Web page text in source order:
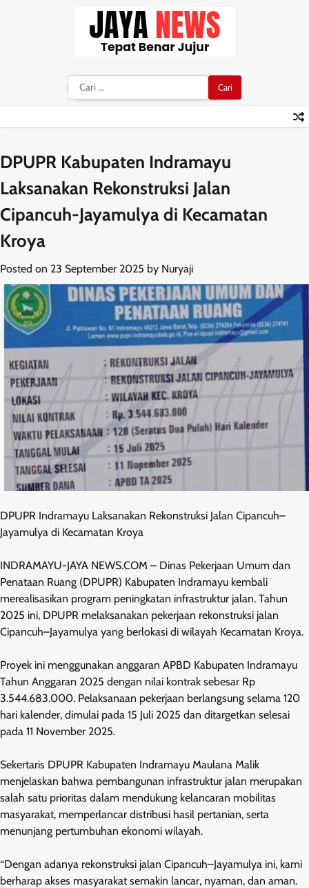
Cari
untuk:
DPUPR Kabupaten Indramayu
Laksanakan Rekonstruksi Jalan
Cipancuh-Jayamulya di Kecamatan
Kroya
Posted on 23 September 2025 by Nuryaji
DPUPR Indramayu Laksanakan Rekonstruksi Jalan Cipancuh–
Jayamulya di Kecamatan Kroya
INDRAMAYU-JAYA NEWS.COM – Dinas Pekerjaan Umum dan
Penataan Ruang (DPUPR) Kabupaten Indramayu kembali
merealisasikan program peningkatan infrastruktur jalan. Tahun
2025 ini, DPUPR melaksanakan pekerjaan rekonstruksi jalan
Cipancuh–Jayamulya yang berlokasi di wilayah Kecamatan Kroya.
Proyek ini menggunakan anggaran APBD Kabupaten Indramayu
Tahun Anggaran 2025 dengan nilai kontrak sebesar Rp
3.544.683.000. Pelaksanaan pekerjaan berlangsung selama 120
hari kalender, dimulai pada 15 Juli 2025 dan ditargetkan selesai
pada 11 November 2025.
Sekertaris DPUPR Kabupaten Indramayu Maulana Malik
menjelaskan bahwa pembangunan infrastruktur jalan merupakan
salah satu prioritas dalam mendukung kelancaran mobilitas
masyarakat, memperlancar distribusi hasil pertanian, serta
menunjang pertumbuhan ekonomi wilayah.
“Dengan adanya rekonstruksi jalan Cipancuh–Jayamulya ini, kami
berharap akses masyarakat semakin lancar, nyaman, dan aman.